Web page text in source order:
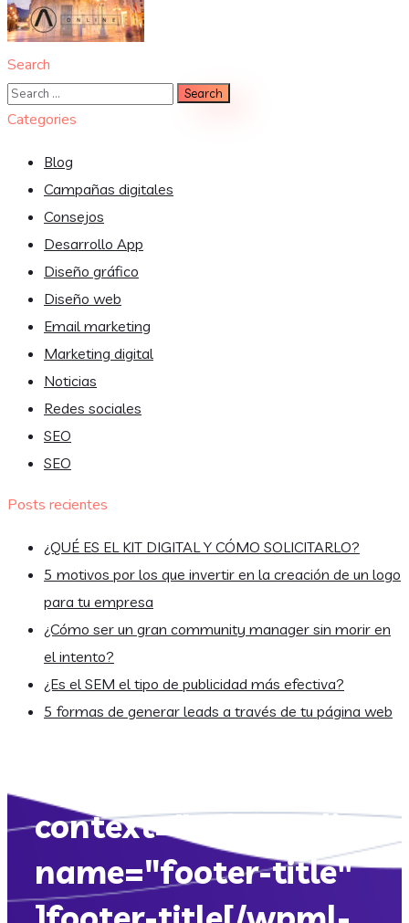
Search
Categories
Blog
Campañas digitales
Consejos
Desarrollo App
Diseño gráfico
Diseño web
Email marketing
Marketing digital
Noticias
Redes sociales
SEO
SEO
Posts recientes
¿QUÉ ES EL KIT DIGITAL Y CÓMO SOLICITARLO?
5 motivos por los que invertir en la creación de un logo
para tu empresa
¿Cómo ser un gran community manager sin morir en
el intento?
¿Es el SEM el tipo de publicidad más efectiva?
5 formas de generar leads a través de tu página web
name="footer-title"